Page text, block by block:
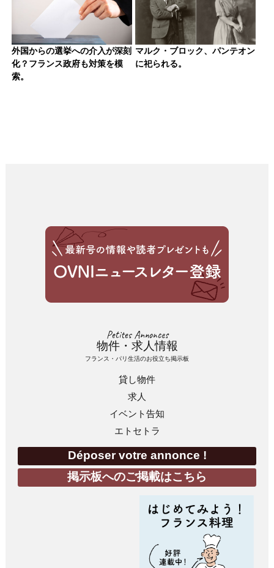
外国からの選挙への介入が深刻
化？フランス政府も対策を模
索。
マルク・ブロック、パンテオン
に祀られる。
Petites Annonces
物件・求人情報
フランス・パリ生活のお役立ち掲示板
貸し物件
求人
イベント告知
エトセトラ
Déposer votre annonce !
掲示板へのご掲載はこちら